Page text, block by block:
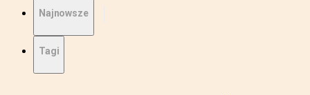
Najnowsze
Tagi